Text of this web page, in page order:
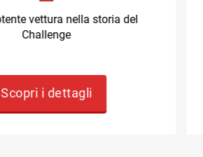
vettura nella storia del
Challenge
Scopri i dettagli